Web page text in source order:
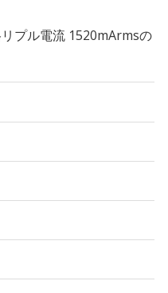
プル電流 1520mArmsの